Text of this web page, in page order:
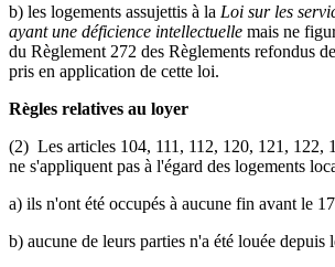
b) les logements assujettis à la Loi sur les
ayant une déficience intellectuelle mais ne
du Règlement 272 des Règlements refondus
pris en application de cette loi.
Règles relatives au loyer
(2) Les articles 104, 111, 112, 120, 121, 122,
ne s'appliquent pas à l'égard des logements
a) ils n'ont été occupés à aucune fin avant le
b) aucune de leurs parties n'a été louée